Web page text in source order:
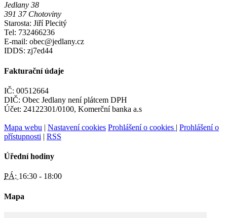
Jedlany 38
391 37 Chotoviny
Starosta: Jiří Plecitý
Tel: 732466236
E-mail: obec@jedlany.cz
IDDS: zj7ed44
Fakturační údaje
IČ: 00512664
DIČ: Obec Jedlany není plátcem DPH
Účet: 24122301/0100, Komerční banka a.s
Mapa webu | Nastavení cookies Prohlášení o cookies | Prohlášení o
přístupnosti | RSS
Úřední hodiny
PÁ: 16:30 - 18:00
Mapa